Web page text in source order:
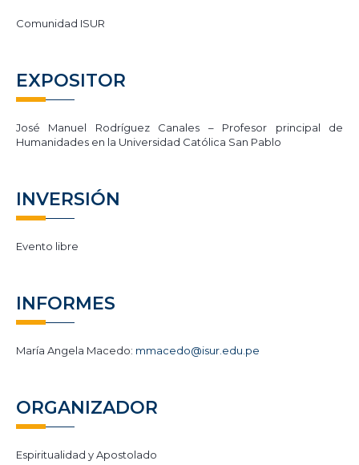
Comunidad ISUR
EXPOSITOR
José Manuel Rodríguez Canales – Profesor principal de
Humanidades en la Universidad Católica San Pablo
INVERSIÓN
Evento libre
INFORMES
María Angela Macedo: mmacedo@isur.edu.pe
ORGANIZADOR
Espiritualidad y Apostolado